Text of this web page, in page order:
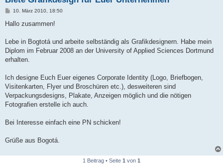
B
i
a
10. März 2010, 18:50
Hallo zusammen!
Lebe in Bogtotá und arbeite selbständig als Grafikdesignern. Habe mein
Diplom im Februar 2008 an der University of Applied Sciences Dortmund
erhalten.
Ich designe Euch Euer eigenes Corporate Identity (Logo, Briefbogen,
Visitenkarten, Flyer und Broschüren etc.), desweiteren sind
Verpackungsdesigns, Plakate, Anzeigen möglich und die nötigen
Fotografien erstelle ich auch.
Bei Interesse einfach eine PN schicken!
Grüße aus Bogotá.
1 Beitrag • Seite 1 von 1